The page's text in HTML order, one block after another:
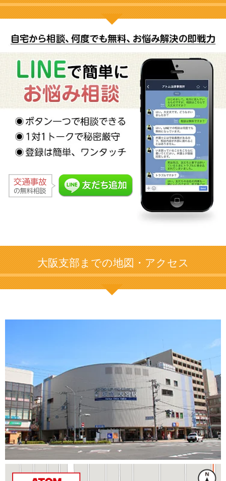
大阪支部までの地図・アクセス